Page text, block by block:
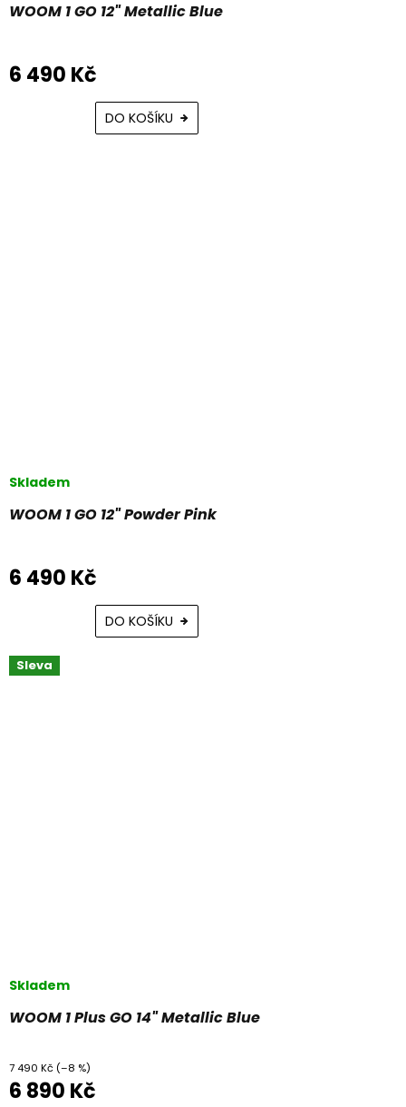
WOOM 1 GO 12" Metallic Blue
6 490 Kč
DO KOŠÍKU
WOOM 1 GO 12" Powder Pink
Skladem
6 490 Kč
DO KOŠÍKU
Sleva
WOOM 1 Plus GO 14" Metallic Blue
Skladem
7 490 Kč (–8 %)
6 890 Kč